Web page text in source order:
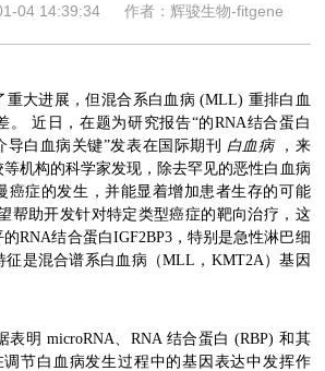
04 14:39:34 作者：辉骏生物-fitgene
重大进展，但混合系白血病 (MLL) 重排白血
。 近日，在题为研究报告“的RNA结合蛋白
导白血病关键”发表在国际期刊 白血病 ，来
机构的科学家发现，除去罕见的恶性白血病
癌症的发生，并能显着增加患者生存的可能
帮助开发针对特定类型癌症的靶向治疗，这
RNA结合蛋白IGF2BP3，特别是急性淋巴细
征是混合谱系白血病（MLL，KMT2A）基因
表明 microRNA、RNA 结合蛋白 (RBP) 和其
节白血病发生过程中的基因表达中发挥作